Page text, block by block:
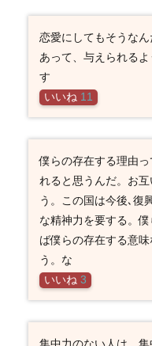
恋愛にしてもそうな
あって、与えられる
す
いいね 11
僕らの存在する理由
れると思うんだ。お
う。この国は今後､復
な精神力を要する。
ば僕らの存在する意
う。な
いいね 3
集中力のない人は、